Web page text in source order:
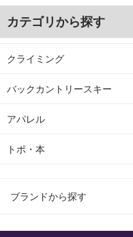
カテゴリから探す
クライミング
バックカントリースキー
アパレル
トポ・本
ブランドから探す